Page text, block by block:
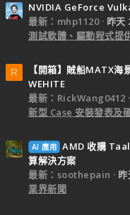
NVIDIA GeForce
最新：mhp1120
昨天
測試軟體、驅動程式提
R
【開箱】賊船MATX海
WEHITE
最新：RickWang0412
新型 Case 安裝發表及
AI 應用 AMD 收購
算解決方案
最新：soothepain
業界新聞